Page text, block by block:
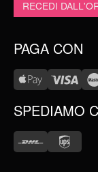
RECEDI
PAGA CON
SPEDIAMO